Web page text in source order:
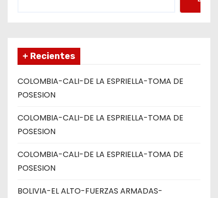
+ Recientes
COLOMBIA-CALI-DE LA ESPRIELLA-TOMA DE
POSESION
COLOMBIA-CALI-DE LA ESPRIELLA-TOMA DE
POSESION
COLOMBIA-CALI-DE LA ESPRIELLA-TOMA DE
POSESION
BOLIVIA-EL ALTO-FUERZAS ARMADAS-